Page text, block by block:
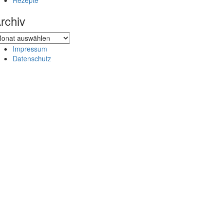
Impressum
Datenschutz